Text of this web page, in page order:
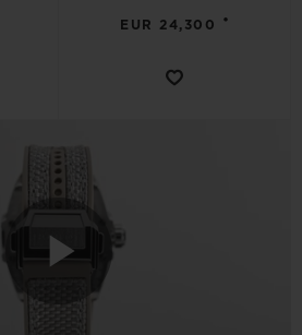
EUR 24,300 •